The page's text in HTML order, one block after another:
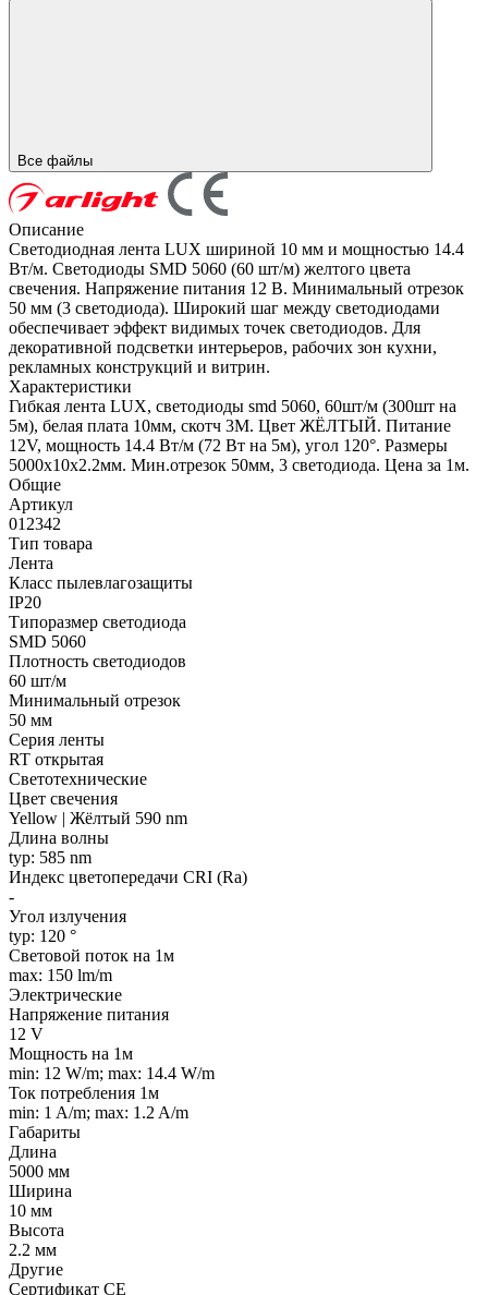
Все файлы
Описание
Светодиодная лента LUX шириной 10 мм и мощностью 14.4
Вт/м. Светодиоды SMD 5060 (60 шт/м) желтого цвета
свечения. Напряжение питания 12 В. Минимальный отрезок
50 мм (3 светодиода). Широкий шаг между светодиодами
обеспечивает эффект видимых точек светодиодов. Для
декоративной подсветки интерьеров, рабочих зон кухни,
рекламных конструкций и витрин.
Характеристики
Гибкая лента LUX, светодиоды smd 5060, 60шт/м (300шт на
5м), белая плата 10мм, скотч 3М. Цвет ЖЁЛТЫЙ. Питание
12V, мощность 14.4 Вт/м (72 Вт на 5м), угол 120°. Размеры
5000х10x2.2мм. Мин.отрезок 50мм, 3 светодиода. Цена за 1м.
Общие
Артикул
012342
Тип товара
Лента
Класс пылевлагозащиты
IP20
Типоразмер светодиода
SMD 5060
Плотность светодиодов
60 шт/м
Минимальный отрезок
50 мм
Серия ленты
RT открытая
Светотехнические
Цвет свечения
Yellow | Жёлтый 590 nm
Длина волны
typ: 585 nm
Индекс цветопередачи CRI (Ra)
-
Угол излучения
typ: 120 °
Световой поток на 1м
max: 150 lm/m
Электрические
Напряжение питания
12 V
Мощность на 1м
min: 12 W/m; max: 14.4 W/m
Ток потребления 1м
min: 1 A/m; max: 1.2 A/m
Габариты
Длина
5000 мм
Ширина
10 мм
Высота
2.2 мм
Другие
Сертификат CE